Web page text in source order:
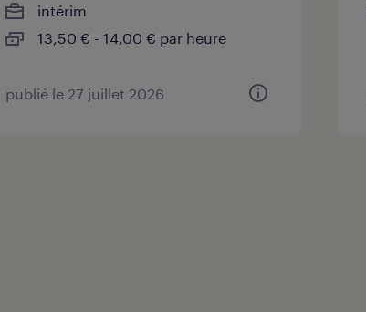
intérim
13,50 € - 14,00 € par heure
publié le 27 juillet 2026